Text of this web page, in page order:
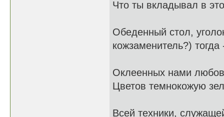
Что ты вкладывал в
Обеденный стол,
кожзаменитель?) тогда
Оклеенных нами
Цветов темнокожую
Всей техники,